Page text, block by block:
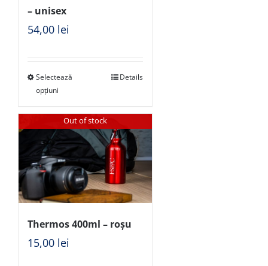
– unisex
54,00 lei
Selectează
opțiuni
Details
Out of stock
Thermos 400ml – roșu
15,00 lei